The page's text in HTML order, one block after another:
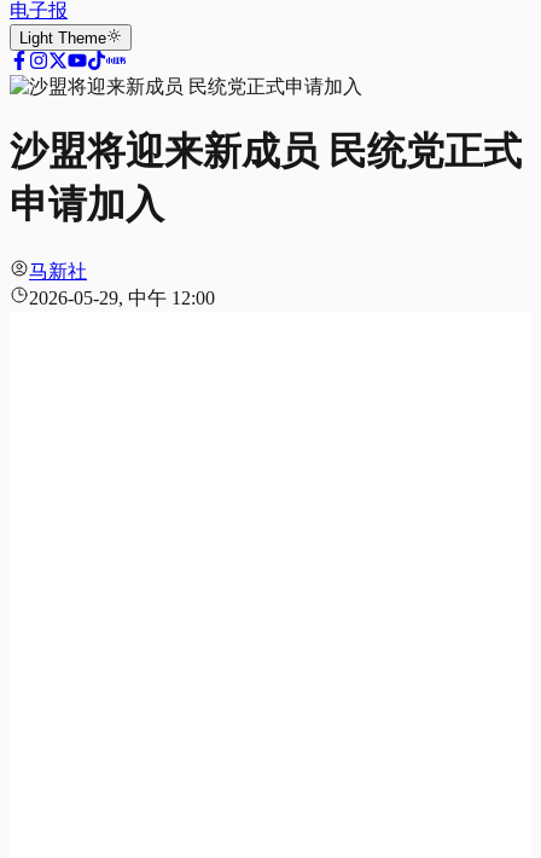
电子报
Light Theme
沙盟将迎来新成员 民统党正式
申请加入
马新社
2026-05-29, 中午 12:00